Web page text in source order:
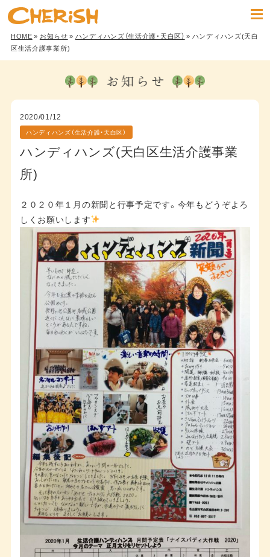
HOME» お知らせ» ハンディハンズ（生活介護・天白区） » ハンディハンズ(天白
区生活介護事業所)
2020/01/12
ハンディハンズ（生活介護・天白区）
ハンディハンズ(天白区生活介護事業
所)
２０２０年１月の新聞と行事予定です。今年もどうぞよろ
しくお願いします